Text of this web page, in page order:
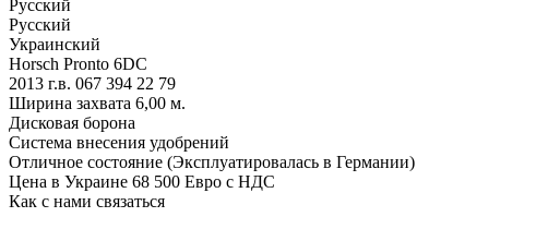
Русский
Русский
Украинский
Horsch Pronto 6DC
2013 г.в. 067 394 22 79
Ширина захвата 6,00 м.
Дисковая борона
Система внесения удобрений
Отличное состояние (Эксплуатировалась в Германии)
Цена в Украине 68 500 Евро с НДС
Как с нами связаться